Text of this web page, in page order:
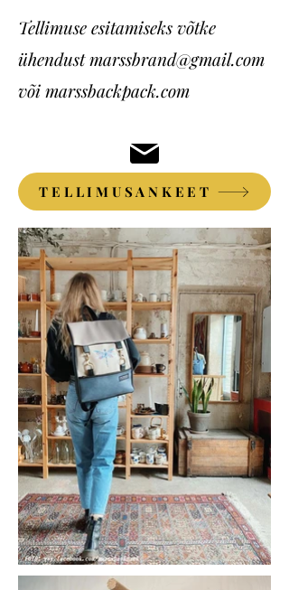
Tellimuse esitamiseks võtke
ühendustmarssbrand@gmail.com
või marssbackpack.com
TELLIMUSANKEET